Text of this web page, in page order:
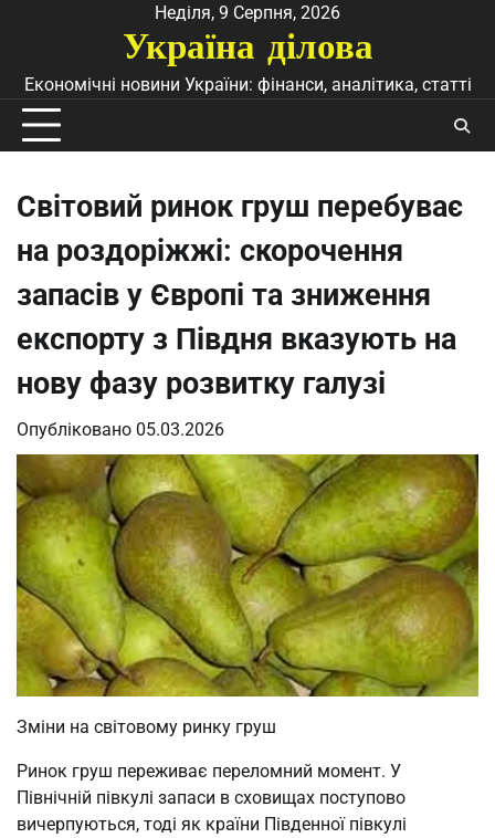
Неділя, 9 Серпня, 2026
Україна ділова
Економічні новини України: фінанси, аналітика, статті
Світовий ринок груш перебуває
на роздоріжжі: скорочення
запасів у Європі та зниження
експорту з Півдня вказують на
нову фазу розвитку галузі
Опубліковано 05.03.2026
Зміни на світовому ринку груш
Ринок груш переживає переломний момент. У
Північній півкулі запаси в сховищах поступово
вичерпуються, тоді як країни Південної півкулі